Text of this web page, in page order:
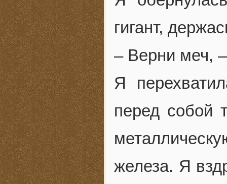
гигант,
– Верни меч,
Я
перед собой
железа. Я